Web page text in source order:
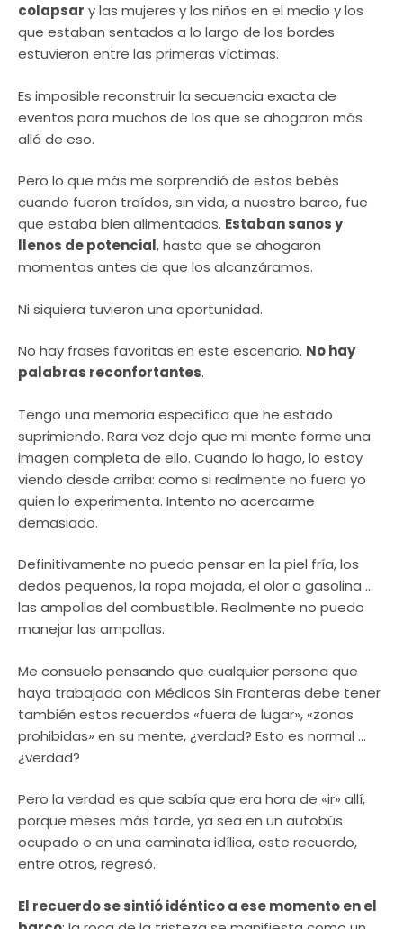
colapsar y las mujeres y los niños en el medio y los
que estaban sentados a lo largo de los bordes
estuvieron entre las primeras víctimas.
Es imposible reconstruir la secuencia exacta de
eventos para muchos de los que se ahogaron más
allá de eso.
Pero lo que más me sorprendió de estos bebés
cuando fueron traídos, sin vida, a nuestro barco, fue
que estaba bien alimentados. Estaban sanos y
llenos de potencial, hasta que se ahogaron
momentos antes de que los alcanzáramos.
Ni siquiera tuvieron una oportunidad.
No hay frases favoritas en este escenario. No hay
palabras reconfortantes.
Tengo una memoria específica que he estado
suprimiendo. Rara vez dejo que mi mente forme una
imagen completa de ello. Cuando lo hago, lo estoy
viendo desde arriba: como si realmente no fuera yo
quien lo experimenta. Intento no acercarme
demasiado.
Definitivamente no puedo pensar en la piel fría, los
dedos pequeños, la ropa mojada, el olor a gasolina …
las ampollas del combustible. Realmente no puedo
manejar las ampollas.
Me consuelo pensando que cualquier persona que
haya trabajado con Médicos Sin Fronteras debe tener
también estos recuerdos «fuera de lugar», «zonas
prohibidas» en su mente, ¿verdad? Esto es normal …
¿verdad?
Pero la verdad es que sabía que era hora de «ir» allí,
porque meses más tarde, ya sea en un autobús
ocupado o en una caminata idílica, este recuerdo,
entre otros, regresó.
El recuerdo se sintió idéntico a ese momento en el